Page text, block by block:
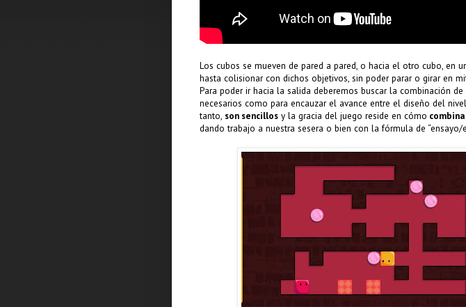
Los cubos se mueven de pared a pared, o hacia el otro cubo, en
hasta colisionar con dichos objetivos, sin poder parar o girar en
Para poder ir hacia la salida deberemos buscar la combinación
necesarios como para encauzar el avance entre el diseño del
tanto, son sencillos y la gracia del juego reside en cómo
dando trabajo a nuestra sesera o bien con la fórmula de “ensayo/